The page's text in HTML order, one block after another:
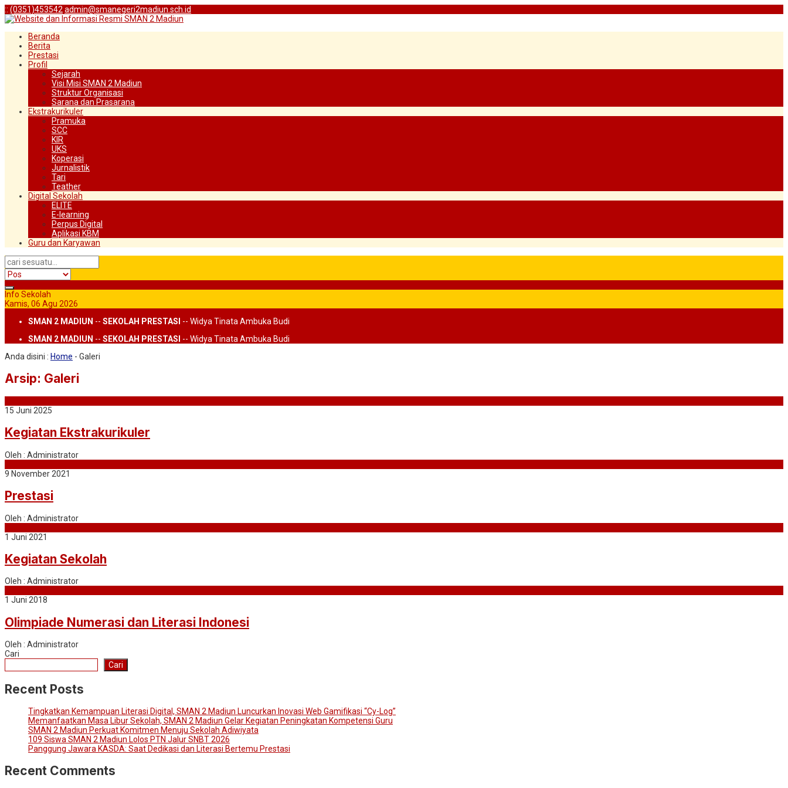
:: (0351)453542 admin@smanegeri2madiun.sch.id
Beranda
Berita
Prestasi
Profil
Sejarah
Visi Misi SMAN 2 Madiun
Struktur Organisasi
Sarana dan Prasarana
Ekstrakurikuler
Pramuka
SCC
KIR
UKS
Koperasi
Jurnalistik
Tari
Teather
Digital Sekolah
ELITE
E-learning
Perpus Digital
Aplikasi KBM
Guru dan Karyawan
Info Sekolah
Kamis, 06 Agu 2026
SMAN 2 MADIUN -- SEKOLAH PRESTASI -- Widya Tinata Ambuka Budi
SMAN 2 MADIUN -- SEKOLAH PRESTASI -- Widya Tinata Ambuka Budi
Anda disini : Home - Galeri
Arsip: Galeri
15 Juni 2025
Kegiatan Ekstrakurikuler
Oleh : Administrator
9 November 2021
Prestasi
Oleh : Administrator
1 Juni 2021
Kegiatan Sekolah
Oleh : Administrator
1 Juni 2018
Olimpiade Numerasi dan Literasi Indonesi
Oleh : Administrator
Cari
Cari
Recent Posts
Tingkatkan Kemampuan Literasi Digital, SMAN 2 Madiun Luncurkan Inovasi Web Gamifikasi “Cy-Log”
Memanfaatkan Masa Libur Sekolah, SMAN 2 Madiun Gelar Kegiatan Peningkatan Kompetensi Guru
SMAN 2 Madiun Perkuat Komitmen Menuju Sekolah Adiwiyata
109 Siswa SMAN 2 Madiun Lolos PTN Jalur SNBT 2026
Panggung Jawara KASDA: Saat Dedikasi dan Literasi Bertemu Prestasi
Recent Comments